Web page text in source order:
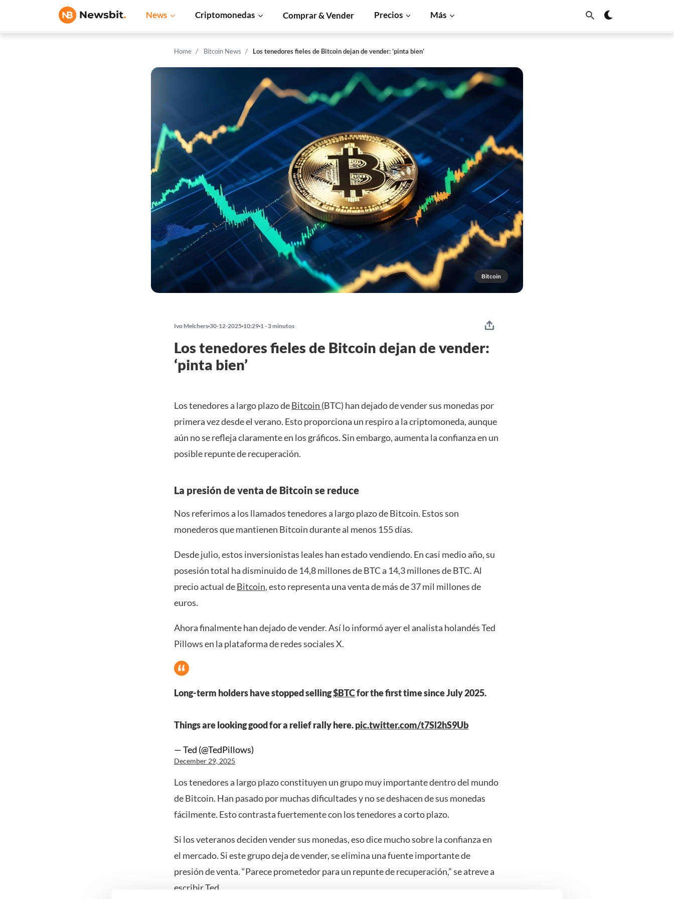
News Criptomonedas Comprar & Vender Precios Más
Home Bitcoin News Los tenedores fieles de Bitcoin dejan de vender: ‘pinta bien’
Bitcoin
Ivo Melchers 30-12-2025 10:29 1 - 3 minutos
Los tenedores fieles de Bitcoin dejan de vender:
‘pinta bien’
Los tenedores a largo plazo deBitcoin (BTC) han dejado de vender sus monedas por
primera vez desde el verano. Esto proporciona un respiro a la criptomoneda, aunque
aún no se refleja claramente en los gráficos. Sin embargo, aumenta la confianza en un
posible repunte de recuperación.
La presión de venta de Bitcoin se reduce
Nos referimos a los llamados tenedores a largo plazo de Bitcoin. Estos son
monederos que mantienen Bitcoin durante al menos 155 días.
Desde julio, estos inversionistas leales han estado vendiendo. En casi medio año, su
posesión total ha disminuido de 14,8 millones de BTC a 14,3 millones de BTC. Al
precio actual deBitcoin, esto representa una venta de más de 37 mil millones de
euros.
Ahora finalmente han dejado de vender. Así lo informó ayer el analista holandés Ted
Pillows en la plataforma de redes sociales X.
Long-term holders have stopped selling$BTCfor the first time since July 2025.
Things are looking good for a relief rally here.pic.twitter.com/t7Sl2hS9Ub
— Ted (@TedPillows)
December 29, 2025
Los tenedores a largo plazo constituyen un grupo muy importante dentro del mundo
de Bitcoin. Han pasado por muchas dificultades y no se deshacen de sus monedas
fácilmente. Esto contrasta fuertemente con los tenedores a corto plazo.
Si los veteranos deciden vender sus monedas, eso dice mucho sobre la confianza en
el mercado. Si este grupo deja de vender, se elimina una fuente importante de
presión de venta. “Parece prometedor para un repunte de recuperación,” se atreve a
escribir Ted.